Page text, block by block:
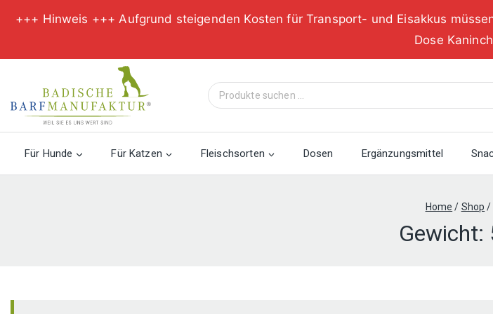
+++ Hinweis +++ Aufgrund steigenden Kosten für Transport- und Eisakkus
Dose
Suche
nach:
Für Hunde Für Katzen Fleischsorten Dosen Ergänzungsmittel
Home / Shop /
Gewicht: